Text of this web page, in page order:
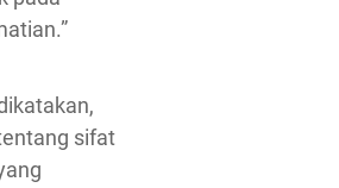
sifat